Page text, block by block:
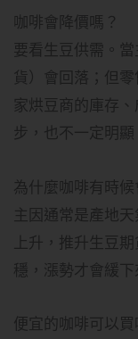
咖啡會降價嗎？
要看生豆供需。
貨）會回落；但
家烘豆商的庫存
步，也不一定明顯
為什麼咖啡有時候
主因通常是產地
上升，推升生豆
穩，漲勢才會緩下
便宜的咖啡可以買